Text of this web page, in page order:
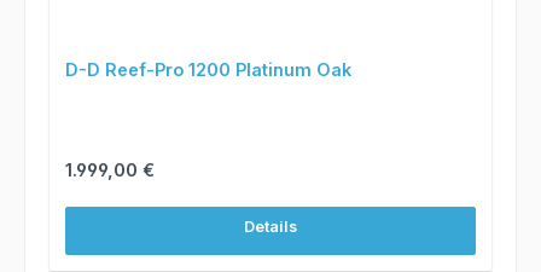
D-D Reef-Pro 1200 Platinum Oak
Regulärer Preis:
1.999,00 €
Details